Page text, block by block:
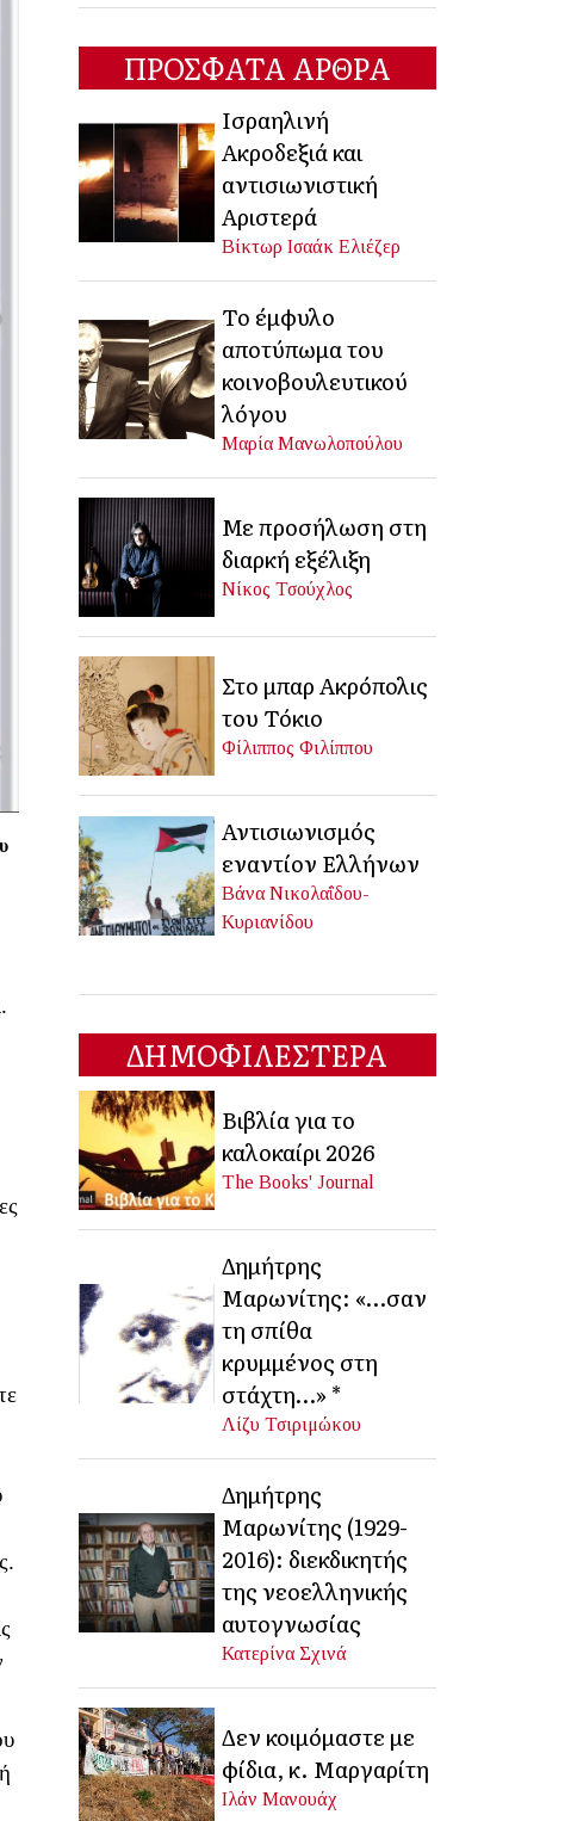
ΠΡΟΣΦΑΤΑ ΑΡΘΡΑ
Ισραηλινή
Ακροδεξιά και
αντισιωνιστική
Αριστερά
Βίκτωρ Ισαάκ Ελιέζερ
Το έμφυλο
αποτύπωμα του
κοινοβουλευτικού
λόγου
Μαρία Μανωλοπούλου
Με προσήλωση στη
διαρκή εξέλιξη
Νίκος Τσούχλος
Στο μπαρ Ακρόπολις
του Τόκιο
Φίλιππος Φιλίππου
Αντισιωνισμός
εναντίον Ελλήνων
Βάνα Νικολαΐδου-
Κυριανίδου
ΔΗΜΟΦΙΛΕΣΤΕΡΑ
Βιβλία για το
καλοκαίρι 2026
The Books' Journal
Δημήτρης
Μαρωνίτης: «…σαν
τη σπίθα
κρυμμένος στη
στάχτη…» *
Λίζυ Τσιριμώκου
Δημήτρης
Μαρωνίτης (1929-
2016): διεκδικητής
της νεοελληνικής
αυτογνωσίας
Κατερίνα Σχινά
Δεν κοιμόμαστε με
φίδια, κ. Μαργαρίτη
Ιλάν Μανουάχ